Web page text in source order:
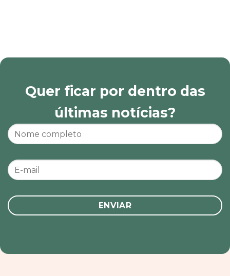
Quer ficar por dentro das
últimas notícias?